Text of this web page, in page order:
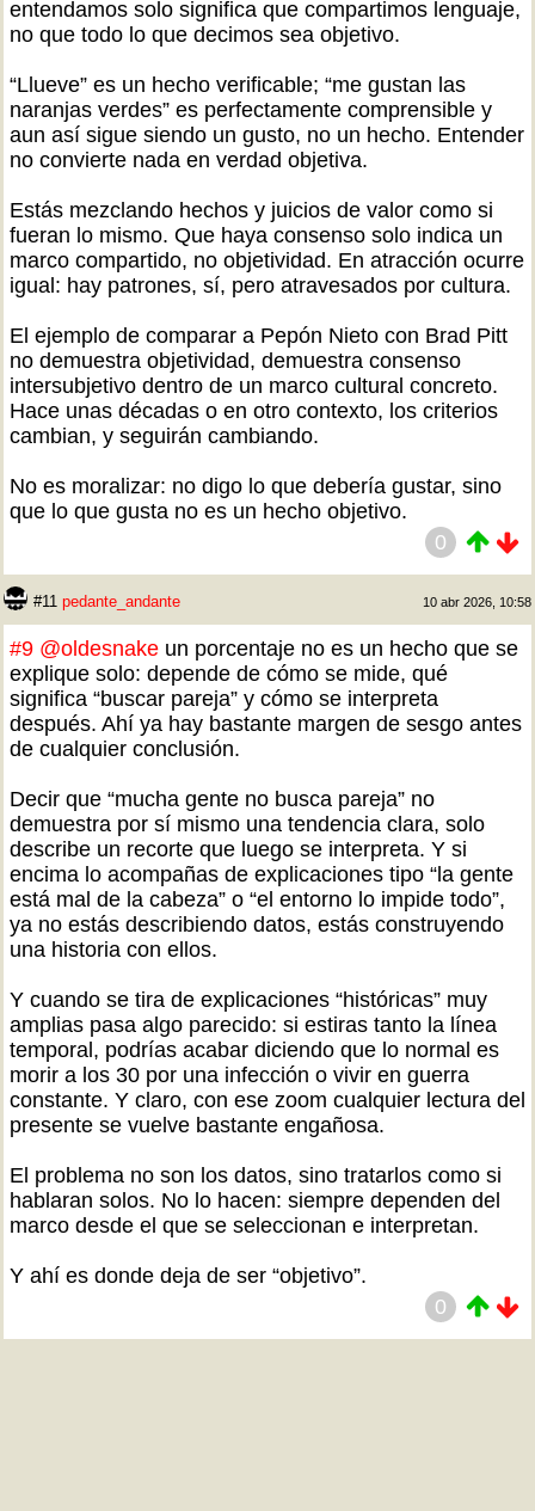
entendamos solo significa que compartimos lenguaje,
no que todo lo que decimos sea objetivo.
“Llueve” es un hecho verificable; “me gustan las
naranjas verdes” es perfectamente comprensible y
aun así sigue siendo un gusto, no un hecho. Entender
no convierte nada en verdad objetiva.
Estás mezclando hechos y juicios de valor como si
fueran lo mismo. Que haya consenso solo indica un
marco compartido, no objetividad. En atracción ocurre
igual: hay patrones, sí, pero atravesados por cultura.
El ejemplo de comparar a Pepón Nieto con Brad Pitt
no demuestra objetividad, demuestra consenso
intersubjetivo dentro de un marco cultural concreto.
Hace unas décadas o en otro contexto, los criterios
cambian, y seguirán cambiando.
No es moralizar: no digo lo que debería gustar, sino
que lo que gusta no es un hecho objetivo.
0
#11 pedante_andante 10 abr 2026, 10:58
#9 @oldesnake un porcentaje no es un hecho que se
explique solo: depende de cómo se mide, qué
significa “buscar pareja” y cómo se interpreta
después. Ahí ya hay bastante margen de sesgo antes
de cualquier conclusión.
Decir que “mucha gente no busca pareja” no
demuestra por sí mismo una tendencia clara, solo
describe un recorte que luego se interpreta. Y si
encima lo acompañas de explicaciones tipo “la gente
está mal de la cabeza” o “el entorno lo impide todo”,
ya no estás describiendo datos, estás construyendo
una historia con ellos.
Y cuando se tira de explicaciones “históricas” muy
amplias pasa algo parecido: si estiras tanto la línea
temporal, podrías acabar diciendo que lo normal es
morir a los 30 por una infección o vivir en guerra
constante. Y claro, con ese zoom cualquier lectura del
presente se vuelve bastante engañosa.
El problema no son los datos, sino tratarlos como si
hablaran solos. No lo hacen: siempre dependen del
marco desde el que se seleccionan e interpretan.
Y ahí es donde deja de ser “objetivo”.
0